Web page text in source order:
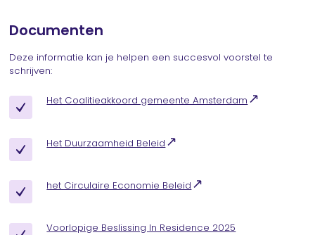
Documenten
Deze informatie kan je helpen een succesvol voorstel te
schrijven:
Het Coalitieakkoord gemeente Amsterdam
Het Duurzaamheid Beleid
het Circulaire Economie Beleid
Voorlopige Beslissing In Residence 2025